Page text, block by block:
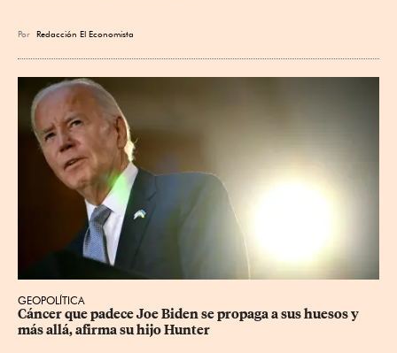
Por Redacción El Economista
GEOPOLÍTICA
Cáncer que padece Joe Biden se propaga a sus huesos y
más allá, afirma su hijo Hunter